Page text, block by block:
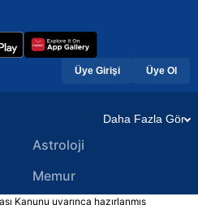
Üye Girişi Üye Ol
Daha Fazla Gör
Astroloji
Memur
Kanunu uyarınca hazırlanmış